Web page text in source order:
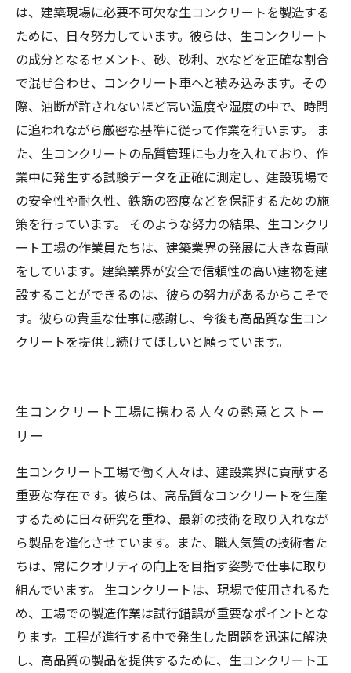
は、建築現場に必要不可欠な生コンクリートを製造する
ために、日々努力しています。彼らは、生コンクリート
の成分となるセメント、砂、砂利、水などを正確な割合
で混ぜ合わせ、コンクリート車へと積み込みます。その
際、油断が許されないほど高い温度や湿度の中で、時間
に追われながら厳密な基準に従って作業を行います。 ま
た、生コンクリートの品質管理にも力を入れており、作
業中に発生する試験データを正確に測定し、建設現場で
の安全性や耐久性、鉄筋の密度などを保証するための施
策を行っています。 そのような努力の結果、生コンクリ
ート工場の作業員たちは、建築業界の発展に大きな貢献
をしています。建築業界が安全で信頼性の高い建物を建
設することができるのは、彼らの努力があるからこそで
す。彼らの貴重な仕事に感謝し、今後も高品質な生コン
クリートを提供し続けてほしいと願っています。
生コンクリート工場に携わる人々の熱意とストー
リー
生コンクリート工場で働く人々は、建設業界に貢献する
重要な存在です。彼らは、高品質なコンクリートを生産
するために日々研究を重ね、最新の技術を取り入れなが
ら製品を進化させています。また、職人気質の技術者た
ちは、常にクオリティの向上を目指す姿勢で仕事に取り
組んでいます。 生コンクリートは、現場で使用されるた
め、工場での製造作業は試行錯誤が重要なポイントとな
ります。工程が進行する中で発生した問題を迅速に解決
し、高品質の製品を提供するために、生コンクリート工